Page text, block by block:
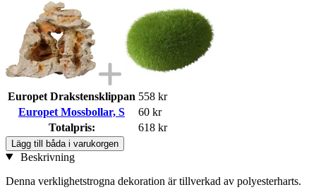
Europet Drakstensklippan 558 kr
Europet Mossbollar, S
60 kr
Totalpris:
618 kr
Lägg till båda i varukorgen
Beskrivning
Denna verklighetstrogna dekoration är tillverkad av polyesterharts.